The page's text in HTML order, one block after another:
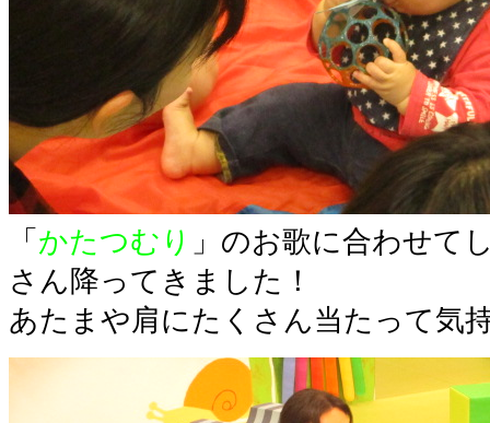
「 かたつむり 」のお歌に合わせて
さん降ってきました！
あたまや肩にたくさん当たって気